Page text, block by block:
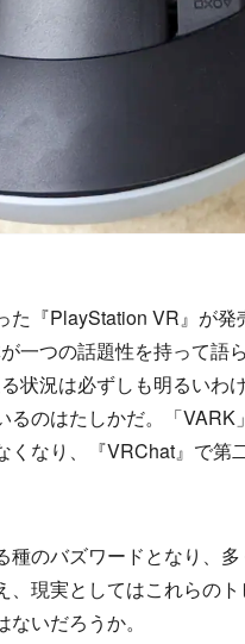
『PlayStation VR』が
一つの話題性を持って語
状況は必ずしも明るいわ
るのはたしかだ。「
くなり、『VRChat』で
のバズワードとなり、
、現実としてはこれらの
いだろうか。